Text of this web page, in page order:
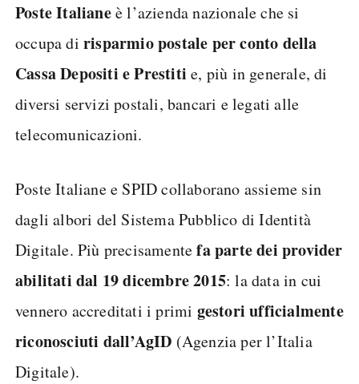
Poste Italianeè l’azienda nazionale che si
occupa di risparmio postale per conto della
Cassa Depositi e Prestiti e, più in generale, di
diversi servizi postali, bancari e legati alle
telecomunicazioni.
Poste Italiane e SPID collaborano assieme sin
dagli albori del Sistema Pubblico di Identità
Digitale. Più precisamentefa parte dei provider
abilitati dal 19 dicembre 2015: la data in cui
vennero accreditati i primi gestori ufficialmente
riconosciuti dall’AgID (Agenzia per l’Italia
Digitale).